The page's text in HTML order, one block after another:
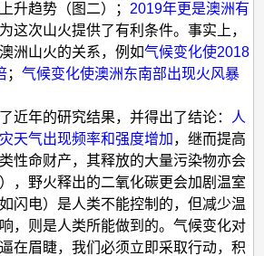
升趋势（图二）； 2019年更是澳洲有
这次山火提供了有利条件。事实上，
洲山火的关系，例如气候变化使2018
；气候变化使澳洲东南部出现火风暴
近年的研究结果，并得出了结论：
人
天气出现频率和强度增加 ，继而提高
性命财产，其释放的大量污染物亦会
，野火释出的二氧化碳更会加剧温室
闪电）是人类不能控制的，但减少温
，则是人类所能做到的。气候变化对
在眉睫，我们必须立即采取行动，积